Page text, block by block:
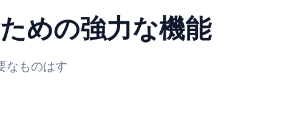
めの強力な機能
なものはす